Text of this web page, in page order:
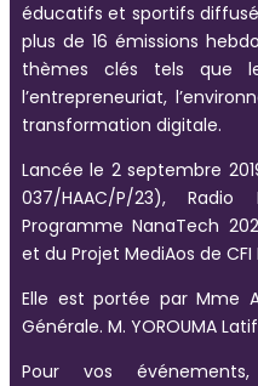
éducatifs et sportifs
plus de 16 émissions
thèmes clés tels que
l’entrepreneuriat,
transformation digitale.
Lancée le 2 septembre
037/HAAC/P/23),
Programme NanaTech
et du Projet MediAos de
Elle est portée par Mme
Générale. M. YOROUMA
Pour vos